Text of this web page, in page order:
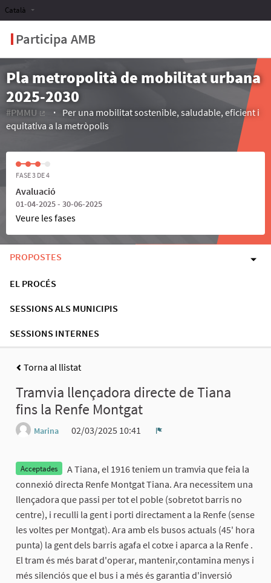
Participa AMB
Català
Pla metropolità de mobilitat urbana
2025-2030
#PMMU
(Enllaç extern)
Per una mobilitat sostenible, saludable, eficient i
equitativa a la metròpolis
FASE 3 DE 4
Avaluació
01-04-2025 - 30-06-2025
Veure les fases
PROPOSTES
EL PROCÉS
SESSIONS ALS MUNICIPIS
SESSIONS INTERNES
Torna al llistat
Tramvia llençadora directe de Tiana
fins la Renfe Montgat
Marina
02/03/2025 10:41
Acceptades
A Tiana, el 1916 teniem un tramvia que feia la
connexió directa Renfe Montgat Tiana. Ara necessitem una
llençadora que passi per tot el poble (sobretot barris no
centre), i reculli la gent i porti directament a la Renfe (sense
les voltes per Montgat). Ara amb els busos actuals (45' hora
punta) la gent dels barris agafa el cotxe i aparca a la Renfe .
El tram és més barat d'operar, mantenir,contamina menys i
més silenciós que el bus i a més és garantia d'inversió